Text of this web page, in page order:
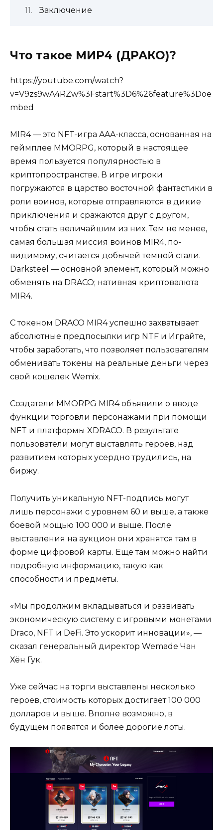
Заключение
Что такое МИР4 (ДРАКО)?
https://youtube.com/watch?
v=V9zs9wA4RZw%3Fstart%3D6%26feature%3Doe
mbed
MIR4 — это NFT-игра AAA-класса, основанная на
геймплее MMORPG, который в настоящее
время пользуется популярностью в
криптопространстве. В игре игроки
погружаются в царство восточной фантастики в
роли воинов, которые отправляются в дикие
приключения и сражаются друг с другом,
чтобы стать величайшим из них. Тем не менее,
самая большая миссия воинов MIR4, по-
видимому, считается добычей темной стали.
Darksteel — основной элемент, который можно
обменять на DRACO; нативная криптовалюта
MIR4.
С токеном DRACO MIR4 успешно захватывает
абсолютные предпосылки игр NTF и Играйте,
чтобы заработать, что позволяет пользователям
обменивать токены на реальные деньги через
свой кошелек Wemix.
Создатели MMORPG MIR4 объявили о вводе
функции торговли персонажами при помощи
NFT и платформы XDRACO. В результате
пользователи могут выставлять героев, над
развитием которых усердно трудились, на
биржу.
Получить уникальную NFT-подпись могут
лишь персонажи с уровнем 60 и выше, а также
боевой мощью 100 000 и выше. После
выставления на аукцион они хранятся там в
форме цифровой карты. Еще там можно найти
подробную информацию, такую ​​как
способности и предметы.
«Мы продолжим вкладываться и развивать
экономическую систему с игровыми монетами
Draco, NFT и DeFi. Это ускорит инновации», —
сказал генеральный директор Wemade Чан
Хён Гук.
Уже сейчас на торги выставлены несколько
героев, стоимость которых достигает 100 000
долларов и выше. Вполне возможно, в
будущем появятся и более дорогие лоты.